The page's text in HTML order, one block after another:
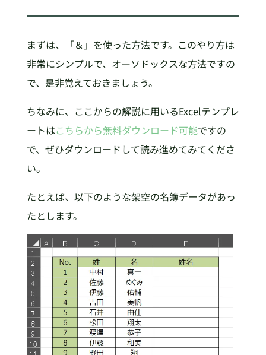
まずは、「＆」を使った方法です。このやり方は
非常にシンプルで、オーソドックスな方法ですの
で、是非覚えておきましょう。
ちなみに、ここからの解説に用いるExcelテンプレ
ートはこちらから無料ダウンロード可能ですの
で、ぜひダウンロードして読み進めてみてくださ
い。
たとえば、以下のような架空の名簿データがあっ
たとします。